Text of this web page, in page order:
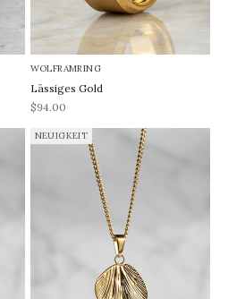
WOLFRAMRING
Lässiges Gold
REA-pris
$94.00
NEUIGKEIT